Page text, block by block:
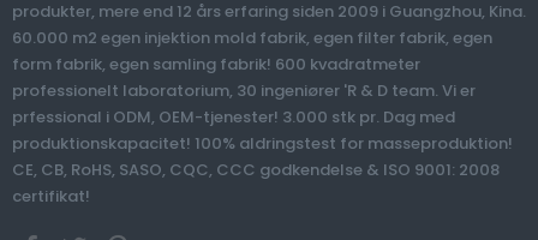
produkter, mere end 12 års erfaring siden 2009 i Guangzhou, Kina.
60.000 m2 egen injektion mold fabrik, egen filter fabrik, egen
form fabrik, egen samling fabrik! 600 kvadratmeter
professionelt laboratorium, 30 ingeniører 'R & D team. Vi er
prfessional i ODM, OEM-tjenester! 3.000 stk pr. Dag med
produktionskapacitet! 100% aldringstest for masseproduktion!
CE, CB, RoHS, SASO, CQC, CCC godkendelse & ISO 9001: 2008
certifikat!